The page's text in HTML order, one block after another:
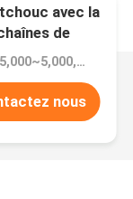
avec la
de
Prix：USD 5,000~5,000,000/set
nous